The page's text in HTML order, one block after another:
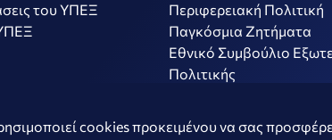
του ΥΠΕΞ
Περιφερειακή Πολιτική
Παγκόσμια Ζητήματα
Εθνικό Συμβούλιο
Πολιτικής
Δημοκρατία - Υπουργείο Εξωτερικών
cookies προκειμένου να σας